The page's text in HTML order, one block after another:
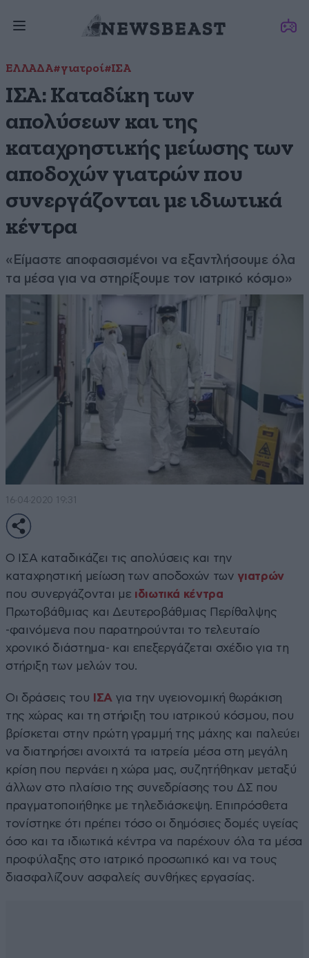
ΕΛΛΑΔΑ#γιατροί#ΙΣΑ
ΙΣΑ: Καταδίκη των
απολύσεων και της
καταχρηστικής μείωσης των
αποδοχών γιατρών που
συνεργάζονται με ιδιωτικά
κέντρα
«Είμαστε αποφασισμένοι να εξαντλήσουμε όλα
τα μέσα για να στηρίξουμε τον ιατρικό κόσμο»
16·04·2020 19:31
Ο ΙΣΑ καταδικάζει τις απολύσεις και την
καταχρηστική μείωση των αποδοχών των γιατρών
που συνεργάζονται με ιδιωτικά κέντρα
Πρωτοβάθμιας και Δευτεροβάθμιας Περίθαλψης
-φαινόμενα που παρατηρούνται το τελευταίο
χρονικό διάστημα- και επεξεργάζεται σχέδιο για τη
στήριξη των μελών του.
Οι δράσεις του ΙΣΑ για την υγειονομική θωράκιση
της χώρας και τη στήριξη του ιατρικού κόσμου, που
βρίσκεται στην πρώτη γραμμή της μάχης και παλεύει
να διατηρήσει ανοιχτά τα ιατρεία μέσα στη μεγάλη
κρίση που περνάει η χώρα μας, συζητήθηκαν μεταξύ
άλλων στο πλαίσιο της συνεδρίασης του ΔΣ που
πραγματοποιήθηκε με τηλεδιάσκεψη. Επιπρόσθετα
τονίστηκε ότι πρέπει τόσο οι δημόσιες δομές υγείας
όσο και τα ιδιωτικά κέντρα να παρέχουν όλα τα μέσα
προφύλαξης στο ιατρικό προσωπικό και να τους
διασφαλίζουν ασφαλείς συνθήκες εργασίας.